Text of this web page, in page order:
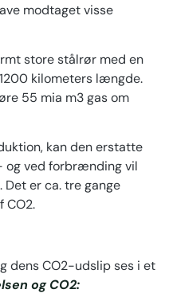
modtaget visse
store stålrør med en
kilometers længde.
55 mia m3 gas om
kan den erstatte
og ved forbrænding vil
Det er ca. tre gange
CO2.
dens CO2-udslip ses i et
og CO2: